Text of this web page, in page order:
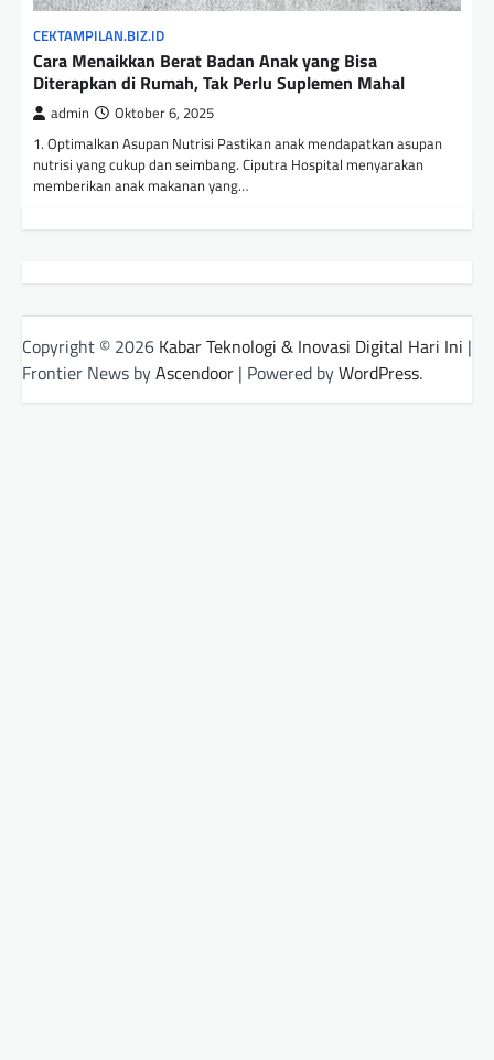
CEKTAMPILAN.BIZ.ID
Cara Menaikkan Berat Badan Anak yang Bisa
Diterapkan di Rumah, Tak Perlu Suplemen Mahal
admin Oktober 6, 2025
1. Optimalkan Asupan Nutrisi Pastikan anak mendapatkan asupan
nutrisi yang cukup dan seimbang. Ciputra Hospital menyarakan
memberikan anak makanan yang…
Copyright © 2026 Kabar Teknologi & Inovasi Digital Hari Ini |
Frontier News byAscendoor | Powered byWordPress.